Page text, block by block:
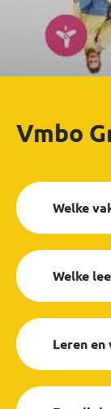
Vmbo
Welke
Welke
Leren en